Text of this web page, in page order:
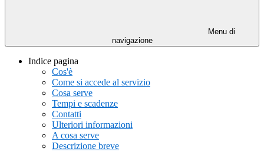
Menu di
navigazione
Indice pagina
Cos'è
Come si accede al servizio
Cosa serve
Tempi e scadenze
Contatti
Ulteriori informazioni
A cosa serve
Descrizione breve